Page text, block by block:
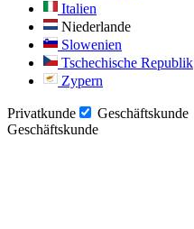
Italien
Niederlande
Slowenien
Tschechische Republik
Zypern
Privatkunde
Geschäftskunde
Geschäftskunde